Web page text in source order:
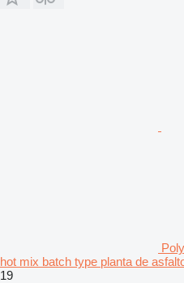
hot mix batch type planta de
19